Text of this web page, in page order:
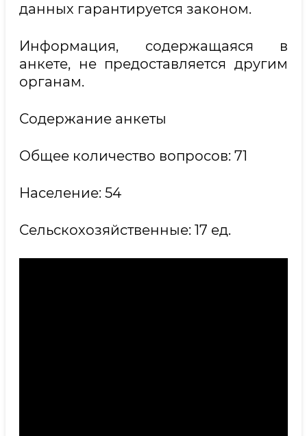
данных гарантируется законом.
Информация, содержащаяся в
анкете, не предоставляется другим
органам.
Содержание анкеты
Общее количество вопросов: 71
Население: 54
Сельскохозяйственные: 17 ед.